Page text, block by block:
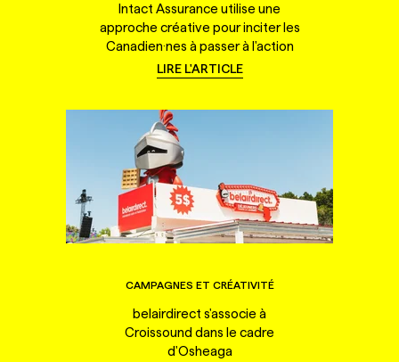
Intact Assurance utilise une
approche créative pour inciter les
Canadien·nes à passer à l'action
LIRE L'ARTICLE
CAMPAGNES ET CRÉATIVITÉ
belairdirect s'associe à
Croissound dans le cadre
d'Osheaga